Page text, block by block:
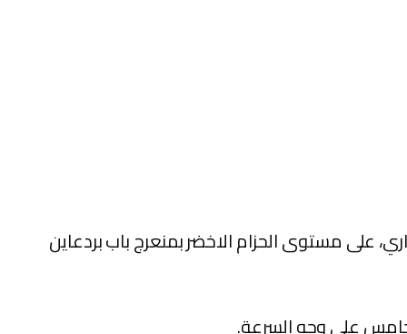
المزدوج في حادثة سير وُصفت بالخطيرة، حوالي الساعة السابعة صباحا يوم 7 ابريل الجاري، على مستوى الحزام الاخضر بمنعرج باب بردعاين
على وجه السرعة.